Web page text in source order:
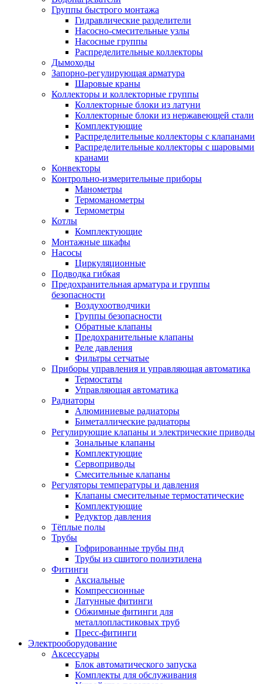
Группы быстрого монтажа
Гидравлические разделители
Насосно-смесительные узлы
Насосные группы
Распределительные коллекторы
Дымоходы
Запорно-регулирующая арматура
Шаровые краны
Коллекторы и коллекторные группы
Коллекторные блоки из латуни
Коллекторные блоки из нержавеющей стали
Комплектующие
Распределительные коллекторы с клапанами
Распределительные коллекторы с шаровыми
кранами
Конвекторы
Контрольно-измерительные приборы
Манометры
Термоманометры
Термометры
Котлы
Комплектующие
Монтажные шкафы
Насосы
Циркуляционные
Подводка гибкая
Предохранительная арматура и группы
безопасности
Воздухоотводчики
Группы безопасности
Обратные клапаны
Предохранительные клапаны
Реле давления
Фильтры сетчатые
Приборы управления и управляющая автоматика
Термостаты
Управляющая автоматика
Радиаторы
Алюминиевые радиаторы
Биметаллические радиаторы
Регулирующие клапаны и электрические приводы
Зональные клапаны
Комплектующие
Сервоприводы
Смесительные клапаны
Регуляторы температуры и давления
Клапаны смесительные термостатические
Комплектующие
Редуктор давления
Тёплые полы
Трубы
Гофрированные трубы пнд
Трубы из сшитого полиэтилена
Фитинги
Аксиальные
Компрессионные
Латунные фитинги
Обжимные фитинги для
металлопластиковых труб
Пресс-фитинги
Электрооборудование
Аксессуары
Блок автоматического запуска
Комплекты для обслуживания